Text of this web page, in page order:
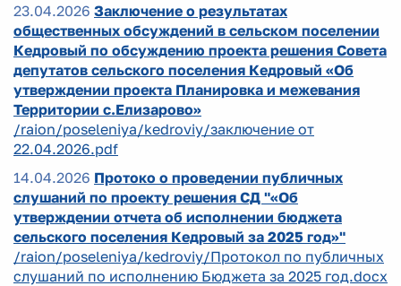
23.04.2026 Заключение о результатах
общественных обсуждений в сельском поселении
Кедровый по обсуждению проекта решения Совета
депутатов сельского поселения Кедровый «Об
утверждении проекта Планировка и межевания
Территории с.Елизарово»
/raion/poseleniya/kedroviy/заключение от
22.04.2026.pdf
14.04.2026 Протоко о проведении публичных
слушаний по проекту решения СД "«Об
утверждении отчета об исполнении бюджета
сельского поселения Кедровый за 2025 год»"
/raion/poseleniya/kedroviy/Протокол по публичных
слушаний по исполнению Бюджета за 2025 год.docx